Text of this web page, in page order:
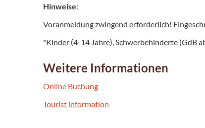
Hinweise:
Voranmeldung zwingend erforderlich!
*Kinder (4-14 Jahre), Schwerbehinderte (GdB
Weitere Informationen
Online Buchung
Tourist information